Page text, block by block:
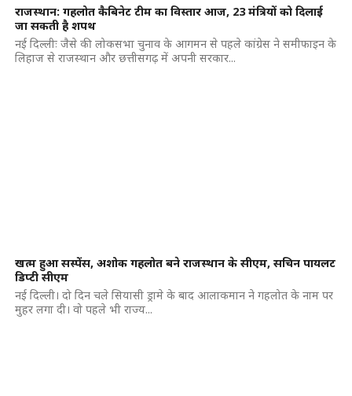
राजस्थान: गहलोत कैबिनेट टीम का विस्तार आज, 23 मंत्रियों को दिलाई
जा सकती है शपथ
नई दिल्लीः जैसे की लोकसभा चुनाव के आगमन से पहले कांग्रेस ने समीफाइन के
लिहाज से राजस्थान और छत्तीसगढ़ में अपनी सरकार...
खत्म हुआ सस्पेंस, अशोक गहलोत बने राजस्थान के सीएम, सचिन पायलट
डिप्टी सीएम
नई दिल्ली। दो दिन चले सियासी ड्रामे के बाद आलाकमान ने गहलोत के नाम पर
मुहर लगा दी। वो पहले भी राज्य...